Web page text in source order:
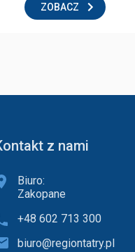
ZOBACZ
z nami
Biuro:
Zakopane
+48 602 713 300
biuro@regiontatry.pl